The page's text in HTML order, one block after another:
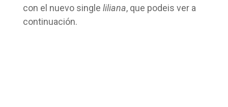
con el nuevo single liliana, que podeis ver a
continuación.